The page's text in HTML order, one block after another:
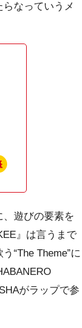
なっていうメ
遊びの要素を
』は言うまで
“The Theme”に
がラップで参